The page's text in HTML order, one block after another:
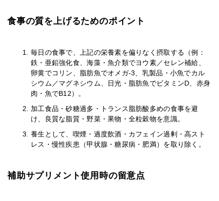
食事の質を上げるためのポイント
毎日の食事で、上記の栄養素を偏りなく摂取する（例：
鉄・亜鉛強化食、海藻・魚介類でヨウ素／セレン補給、
卵黄でコリン、脂肪魚でオメガ-3、乳製品・小魚でカル
シウム／マグネシウム、日光・脂肪魚でビタミンD、赤身
肉・魚でB12）。
加工食品・砂糖過多・トランス脂肪酸多めの食事を避
け、良質な脂質・野菜・果物・全粒穀物を意識。
養生として、喫煙・過度飲酒・カフェイン過剰・高スト
レス・慢性疾患（甲状腺・糖尿病・肥満）を取り除く。
補助サプリメント使用時の留意点